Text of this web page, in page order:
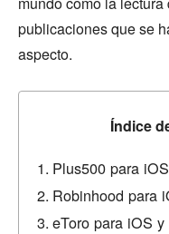
publicaciones que se
aspecto.
Índice
Plus500 para
Robinhood para
eToro para iOS y